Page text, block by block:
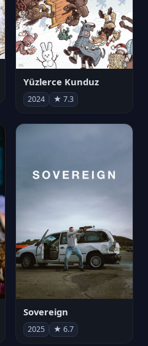
Yüzlerce Kunduz
2024 ★ 7.3
Sovereign
2025 ★ 6.7